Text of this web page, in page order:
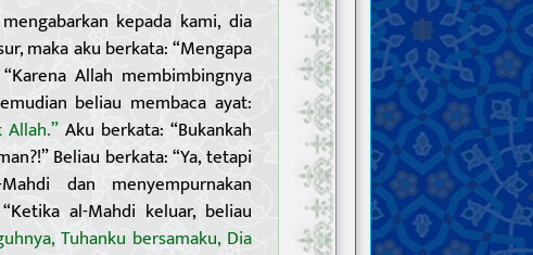
kepada kami, dia
maka aku berkata: “Mengapa
Allah membimbingnya
beliau membaca ayat:
Aku berkata: “Bukankah
Beliau berkata: “Ya, tetapi
dan menyempurnakan
al-Mahdi keluar, beliau
Tuhanku bersamaku, Dia